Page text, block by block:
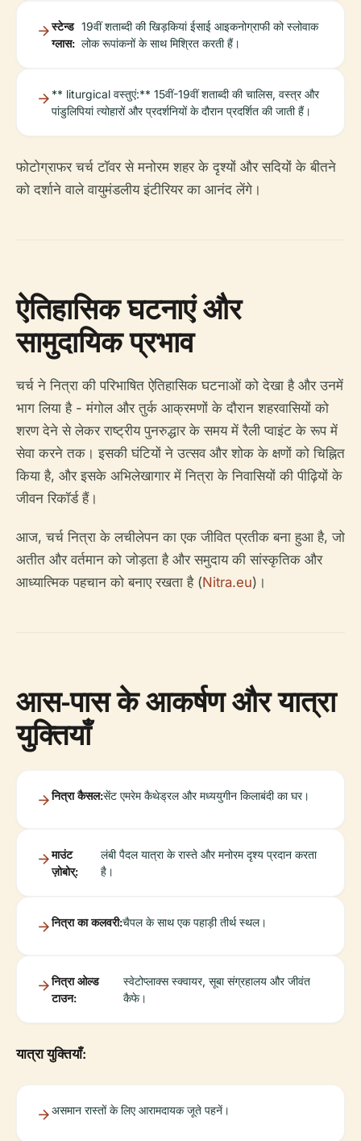
स्टेन्ड
ग्लास:
19वीं शताब्दी की खिड़कियां ईसाई आइकनोग्राफी को स्लोवाक
लोक रूपांकनों के साथ मिश्रित करती हैं।
** liturgical वस्तुएं:** 15वीं-19वीं शताब्दी की चालिस, वस्त्र और
पांडुलिपियां त्योहारों और प्रदर्शनियों के दौरान प्रदर्शित की जाती हैं।
फोटोग्राफर चर्च टॉवर से मनोरम शहर के दृश्यों और सदियों के बीतने
को दर्शाने वाले वायुमंडलीय इंटीरियर का आनंद लेंगे।
ऐतिहासिक घटनाएं और
सामुदायिक प्रभाव
चर्च ने नित्रा की परिभाषित ऐतिहासिक घटनाओं को देखा है और उनमें
भाग लिया है - मंगोल और तुर्क आक्रमणों के दौरान शहरवासियों को
शरण देने से लेकर राष्ट्रीय पुनरुद्धार के समय में रैली प्वाइंट के रूप में
सेवा करने तक। इसकी घंटियों ने उत्सव और शोक के क्षणों को चिह्नित
किया है, और इसके अभिलेखागार में नित्रा के निवासियों की पीढ़ियों के
जीवन रिकॉर्ड हैं।
आज, चर्च नित्रा के लचीलेपन का एक जीवित प्रतीक बना हुआ है, जो
अतीत और वर्तमान को जोड़ता है और समुदाय की सांस्कृतिक और
आध्यात्मिक पहचान को बनाए रखता है (Nitra.eu)।
आस-पास के आकर्षण और यात्रा
युक्तियाँ
नित्रा कैसल:सेंट एमरेम कैथेड्रल और मध्ययुगीन किलाबंदी का घर।
माउंट
ज़ोबोर्:
लंबी पैदल यात्रा के रास्ते और मनोरम दृश्य प्रदान करता
है।
नित्रा का कलवरी:चैपल के साथ एक पहाड़ी तीर्थ स्थल।
नित्रा ओल्ड
टाउन:
स्वेटोप्लाक्स स्क्वायर, सूबा संग्रहालय और जीवंत
कैफे।
यात्रा युक्तियाँ:
असमान रास्तों के लिए आरामदायक जूते पहनें।